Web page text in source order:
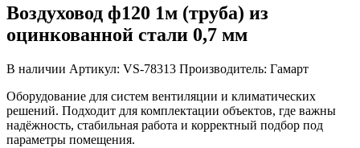
Воздуховод ф120 1м (труба) из
оцинкованной стали 0,7 мм
В наличии Артикул: VS-78313 Производитель: Гамарт
Оборудование для систем вентиляции и климатических
решений. Подходит для комплектации объектов, где важны
надёжность, стабильная работа и корректный подбор под
параметры помещения.